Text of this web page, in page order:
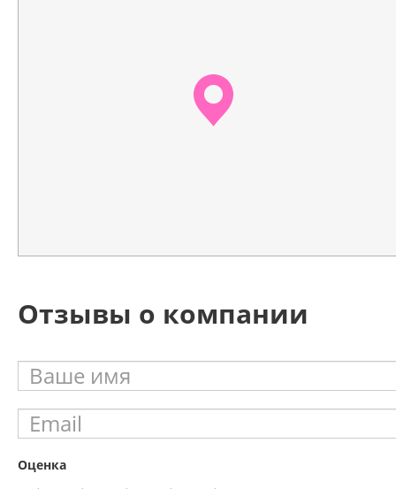
Отзывы о компании
Оценка